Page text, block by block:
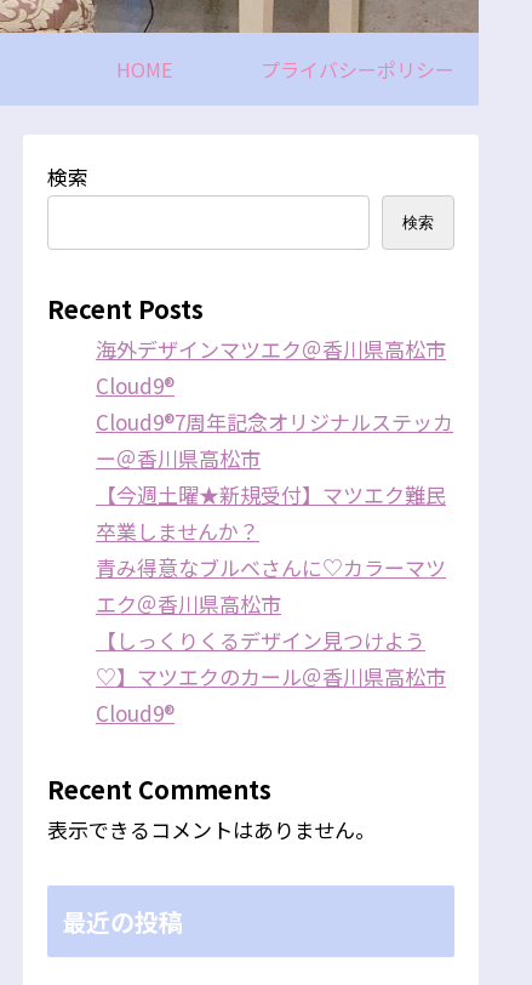
HOME プライバシーポリシー
検索
検索
Recent Posts
海外デザインマツエク＠香川県高松市
Cloud9®
Cloud9®7周年記念オリジナルステッカ
ー＠香川県高松市
【今週土曜★新規受付】マツエク難民
卒業しませんか？
青み得意なブルベさんに♡カラーマツ
エク＠香川県高松市
【しっくりくるデザイン見つけよう
♡】マツエクのカール＠香川県高松市
Cloud9®
Recent Comments
表示できるコメントはありません。
最近の投稿